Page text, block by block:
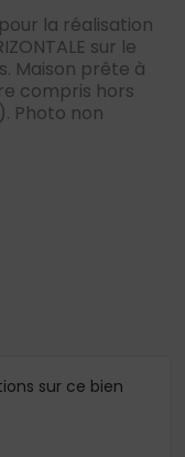
la réalisation
sur le
Maison prête à
compris hors
Photo non
sur ce bien